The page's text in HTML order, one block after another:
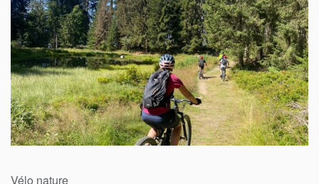
35€
Vélo nature